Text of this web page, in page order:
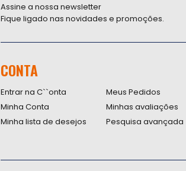
Assine a nossa newsletter
Fique ligado nas novidades e promoções.
CONTA
Entrar na C``onta
Minha Conta
Minha lista de desejos
Meus Pedidos
Minhas avaliações
Pesquisa avançada